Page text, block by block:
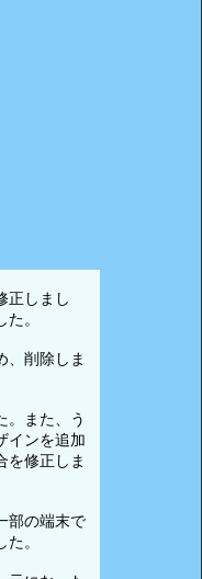
正しまし
。
、削除しま
。また、う
インを追加
を修正しま
部の端末で
。